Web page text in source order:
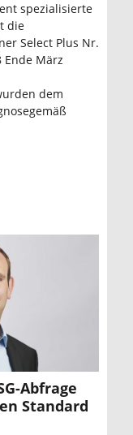
spezialisierte
die
Select Plus Nr.
Ende März
dem
Abfrage
Standard